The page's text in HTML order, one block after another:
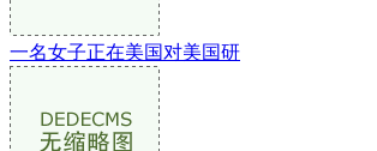
一名女子正在美国对美国研